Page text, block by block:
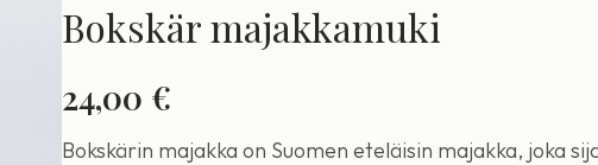
Bokskär majakkamuki
24,00 €
Bokskärin majakka on Suomen eteläisin majakka, joka